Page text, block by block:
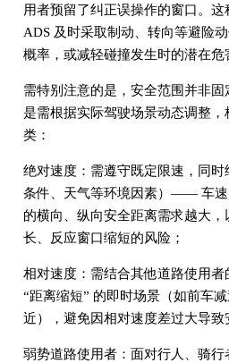
用者预留了纠正误操作的窗口。这
ADS 及时采取制动、转向等避险
概率，或减轻碰撞发生时的潜在危
需特别注意的是，安全范围并非固
是需根据实际驾驶场景动态调整
类：
绝对速度：需遵守既定限速，同
条件、天气等环境因素）—— 车速
的横向、纵向安全距离需求越大
长、反应窗口缩短的风险；
相对速度：需结合其他道路使用
“距离缩短” 的即时场景（如前车
近），避免因相对速度差过大导致
弱势道路使用者：面对行人、骑行